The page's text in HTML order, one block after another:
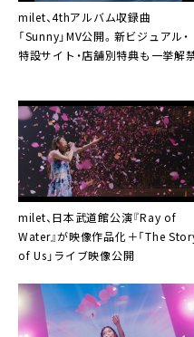
milet、4thアルバム収録曲
「Sunny」MV公開。新ビジュアル・
特設サイト・店舗別特典も一挙解
milet、日本武道館公演『Ray of
Water』が映像作品化＋「The
of Us」ライブ映像公開